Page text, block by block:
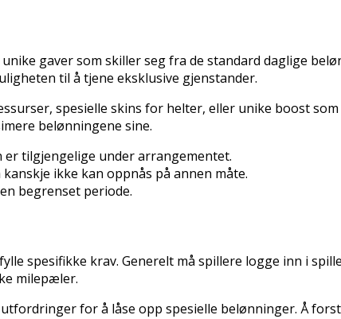
gaver som skiller seg fra de standard daglige
til å tjene eksklusive gjenstander.
spesielle skins for helter, eller unike boost
belønningene sine.
er tilgjengelige under arrangementet.
ikke kan oppnås på annen måte.
begrenset periode.
spesifikke krav. Generelt må spillere logge inn i
milepæler.
for å låse opp spesielle belønninger. Å